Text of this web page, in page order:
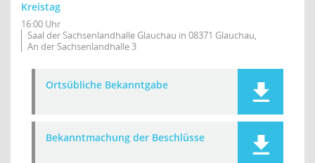
Kreistag
16:00 Uhr
Saal der Sachsenlandhalle Glauchau in 08371 Glauchau,
An der Sachsenlandhalle 3
Ortsübliche Bekanntgabe
Bekanntmachung der Beschlüsse